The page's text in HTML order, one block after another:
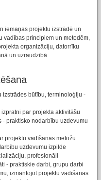
iemaņas projektu izstrādē un
vadības principiem un metodēm,
organizāciju, datorrīku
un uzraudzībā.
būtību, terminoloģiju -
par projekta aktivitāšu
praktisko nodarbību uzdevumu
projektu vadīšanas metožu
uzdevumu izpilde
profesionāli
- praktiskie darbi, grupu darbi
izmantojot projektu vadīšanas